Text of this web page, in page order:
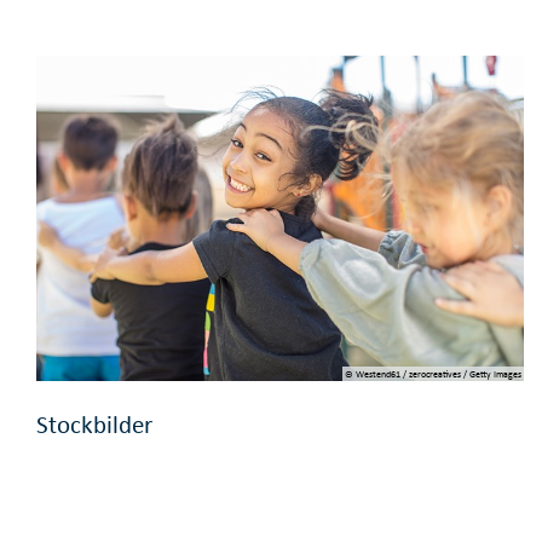
© Westend61 / zerocreatives / Getty Images
Stockbilder